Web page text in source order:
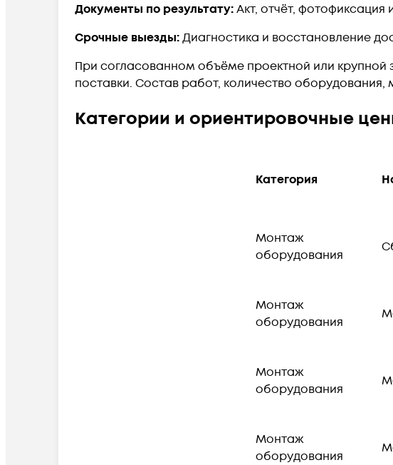
Документы по результату:Акт, отчёт, фотофиксация
Срочные выезды:Диагностика и восстановление
При согласованном объёме проектной или крупной
поставки. Состав работ, количество
Категории и ориентировочные
Категория
Монтаж
оборудования
Монтаж
оборудования
Монтаж
оборудования
Монтаж
оборудования